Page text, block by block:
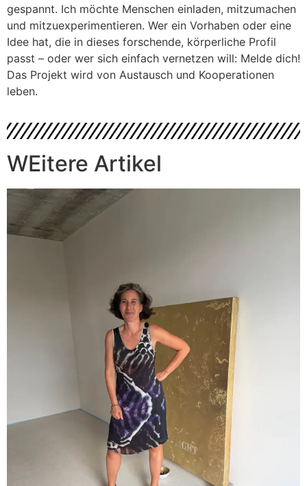
gespannt. Ich möchte Menschen einladen, mitzumachen
und mitzuexperimentieren. Wer ein Vorhaben oder eine
Idee hat, die in dieses forschende, körperliche Profil
passt – oder wer sich einfach vernetzen will: Melde dich!
Das Projekt wird von Austausch und Kooperationen
leben.
WEitere Artikel